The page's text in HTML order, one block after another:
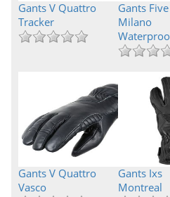
Gants V Quattro
Tracker
Gants Five
Milano
Gants V Quattro
Vasco
Gants Ixs
Montreal